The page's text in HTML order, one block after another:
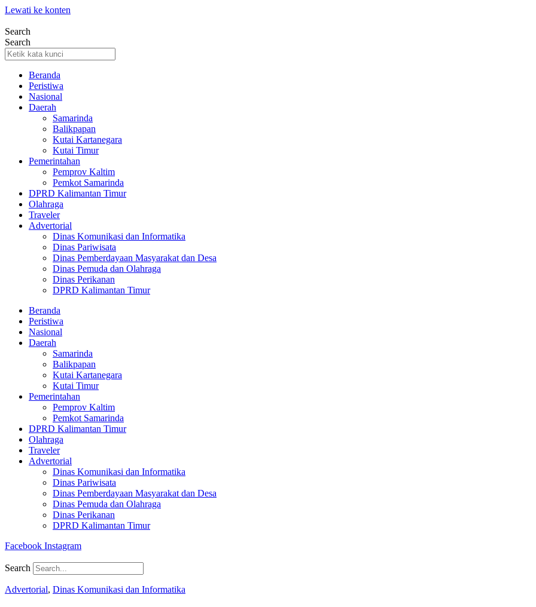
Lewati ke konten
Search
Search
Beranda
Peristiwa
Nasional
Daerah
Samarinda
Balikpapan
Kutai Kartanegara
Kutai Timur
Pemerintahan
Pemprov Kaltim
Pemkot Samarinda
DPRD Kalimantan Timur
Olahraga
Traveler
Advertorial
Dinas Komunikasi dan Informatika
Dinas Pariwisata
Dinas Pemberdayaan Masyarakat dan Desa
Dinas Pemuda dan Olahraga
Dinas Perikanan
DPRD Kalimantan Timur
Beranda
Peristiwa
Nasional
Daerah
Samarinda
Balikpapan
Kutai Kartanegara
Kutai Timur
Pemerintahan
Pemprov Kaltim
Pemkot Samarinda
DPRD Kalimantan Timur
Olahraga
Traveler
Advertorial
Dinas Komunikasi dan Informatika
Dinas Pariwisata
Dinas Pemberdayaan Masyarakat dan Desa
Dinas Pemuda dan Olahraga
Dinas Perikanan
DPRD Kalimantan Timur
Facebook Instagram
Search
Advertorial, Dinas Komunikasi dan Informatika